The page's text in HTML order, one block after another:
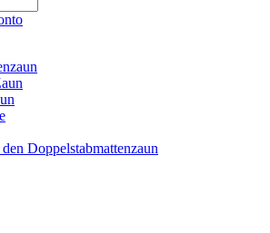
Doppelstabmattenzaun